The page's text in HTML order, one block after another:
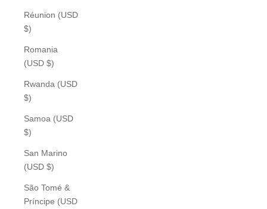
Réunion (USD
$)
Romania
(USD $)
Rwanda (USD
$)
Samoa (USD
$)
San Marino
(USD $)
São Tomé &
Príncipe (USD